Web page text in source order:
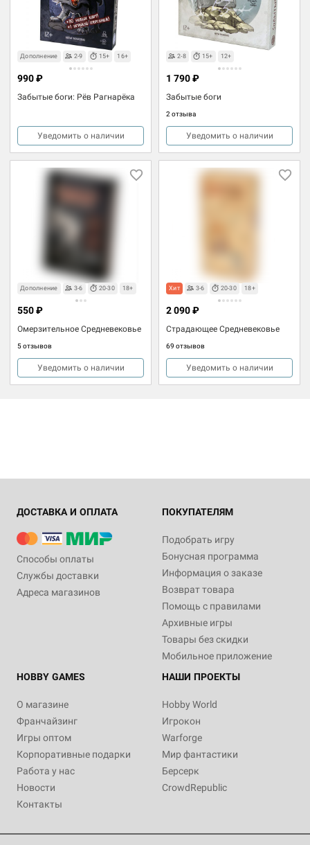
Дополнение 2-9 15+ 16+
Забытые боги: Рёв Рагнарёка
990 ₽
Уведомить о наличии
2-8 15+ 12+
Забытые боги
2 отзыва
1 790 ₽
Уведомить о наличии
Товары для взрослых
Дополнение 3-6 20-30 18+
Омерзительное Средневековье
5 отзывов
550 ₽
Уведомить о наличии
Хит 3-6 20-30 18+
Страдающее Средневековье
69 отзывов
2 090 ₽
Уведомить о наличии
ДОСТАВКА И ОПЛАТА
Способы оплаты
Службы доставки
Адреса магазинов
ПОКУПАТЕЛЯМ
Подобрать игру
Бонусная программа
Информация о заказе
Возврат товара
Помощь с правилами
Архивные игры
Товары без скидки
Мобильное приложение
HOBBY GAMES
О магазине
Франчайзинг
Игры оптом
Корпоративные подарки
Работа у нас
Новости
Контакты
НАШИ ПРОЕКТЫ
Hobby World
Игрокон
Warforge
Мир фантастики
Берсерк
CrowdRepublic